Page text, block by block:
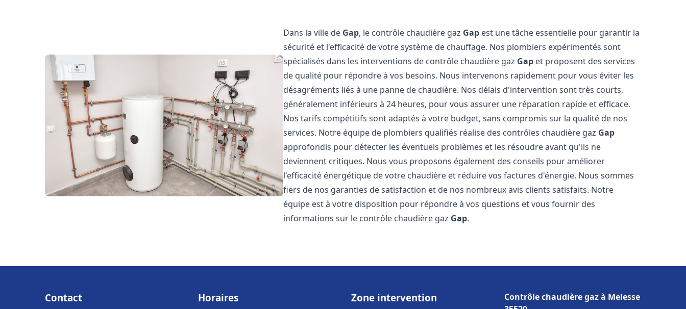
Dans la ville de Gap, le contrôle chaudière gaz Gap est une tâche essentielle pour garantir la
sécurité et l'efficacité de votre système de chauffage. Nos plombiers expérimentés sont
spécialisés dans les interventions de contrôle chaudière gaz Gap et proposent des services
de qualité pour répondre à vos besoins. Nous intervenons rapidement pour vous éviter les
désagréments liés à une panne de chaudière. Nos délais d'intervention sont très courts,
généralement inférieurs à 24 heures, pour vous assurer une réparation rapide et efficace.
Nos tarifs compétitifs sont adaptés à votre budget, sans compromis sur la qualité de nos
services. Notre équipe de plombiers qualifiés réalise des contrôles chaudière gaz Gap
approfondis pour détecter les éventuels problèmes et les résoudre avant qu'ils ne
deviennent critiques. Nous vous proposons également des conseils pour améliorer
l'efficacité énergétique de votre chaudière et réduire vos factures d'énergie. Nous sommes
fiers de nos garanties de satisfaction et de nos nombreux avis clients satisfaits. Notre
équipe est à votre disposition pour répondre à vos questions et vous fournir des
informations sur le contrôle chaudière gaz Gap.
Contact Horaires Zone intervention
Contrôle chaudière gaz à Melesse